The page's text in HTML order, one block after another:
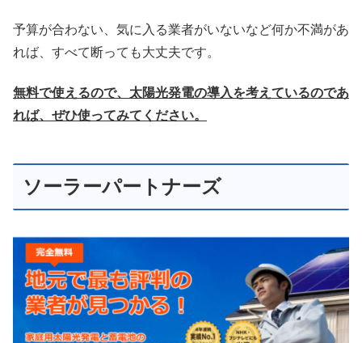
予算が合わない、気に入る業者がいないなど何か不満があ
れば、すべて断っても大丈夫です。
無料で使えるので、太陽光発電の導入を考えているのであ
れば、ぜひ使ってみてください。
ソーラーパートナーズ